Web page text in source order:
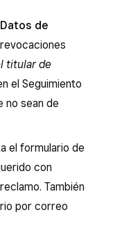
de
titular de
el Seguimiento
no sean de
el formulario de
con
También
por correo